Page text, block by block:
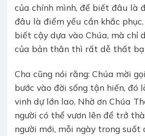
của chính mình, để biết đâu là
đâu là điểm yếu cần khắc
biết cậy dựa vào Chúa, mà chỉ
của bản thân thì rất dễ thất
Cha cũng nói rằng: Chúa mời
bước vào đời sống tận hiến, đó
vinh dự lớn lao. Nhờ ơn Chúa
người có thể vươn lên để trở
người mới, mỗi ngày trong suốt